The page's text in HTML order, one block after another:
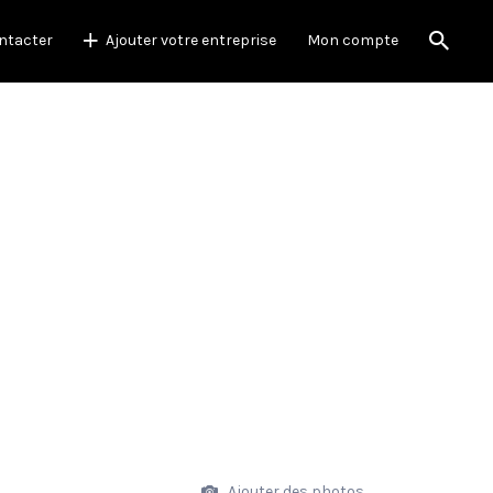
Ajouter votre entreprise Mon compte